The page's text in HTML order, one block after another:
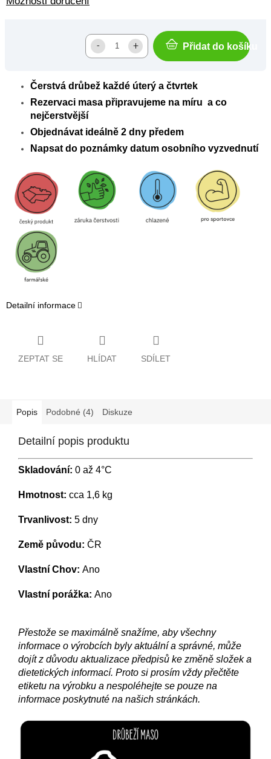
Přidat do košíku
Čerstvá drůbež každé úterý a čtvrtek
Rezervaci masa připravujeme na míru a co
nejčerstvější
Objednávat ideálně 2 dny předem
Napsat do poznámky datum osobního vyzvednutí
Detailní informace
ZEPTAT SE HLÍDAT SDÍLET
Popis Podobné (4) Diskuze
Detailní popis produktu
Skladování: 0 až 4°C
Hmotnost: cca 1,6 kg
Trvanlivost: 5 dny
Země původu: ČR
Vlastní Chov: Ano
Vlastní porážka: Ano
Přestože se maximálně snažíme, aby všechny
informace o výrobcích byly aktuální a správné, může
dojít z důvodu aktualizace předpisů ke změně složek a
dietetických informací. Proto si prosím vždy přečtěte
etiketu na výrobku a nespoléhejte se pouze na
informace poskytnuté na našich stránkách.